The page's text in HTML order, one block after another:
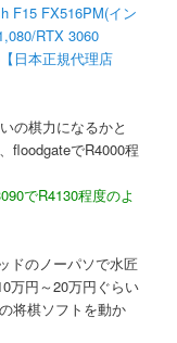
F15 FX516PM(イン
RTX 3060
日本正規代理店
の棋力になるかと
floodgateでR4000程
でR4130程度のよ
ドのノーパソで水匠
万円～20万円ぐらい
将棋ソフトを動か